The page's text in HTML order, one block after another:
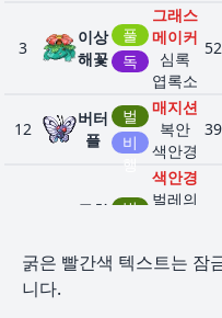
3
이상
해꽃
풀
독
그래스
메이커
심록
엽록소
12
버터
플
벌
레
비
행
매지션
복안
색안경
독침
벌
색안경
벌레의
퍼
굵은 빨간색 텍스트는 잠
니다.